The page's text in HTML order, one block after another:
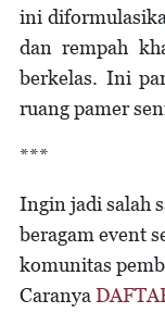
ini
dan rempah
berkelas. Ini
ruang pamer
***
Ingin jadi salah
beragam event
komunitas
Caranya